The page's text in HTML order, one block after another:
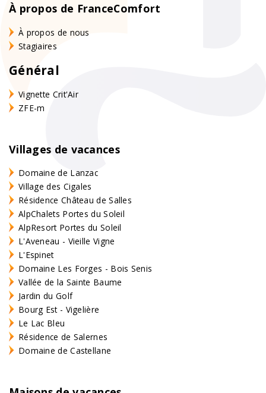
À propos de FranceComfort
À propos de nous
Stagiaires
Général
Vignette Crit'Air
ZFE-m
Villages de vacances
Domaine de Lanzac
Village des Cigales
Résidence Château de Salles
AlpChalets Portes du Soleil
AlpResort Portes du Soleil
L'Aveneau - Vieille Vigne
L'Espinet
Domaine Les Forges - Bois Senis
Vallée de la Sainte Baume
Jardin du Golf
Bourg Est - Vigelière
Le Lac Bleu
Résidence de Salernes
Domaine de Castellane